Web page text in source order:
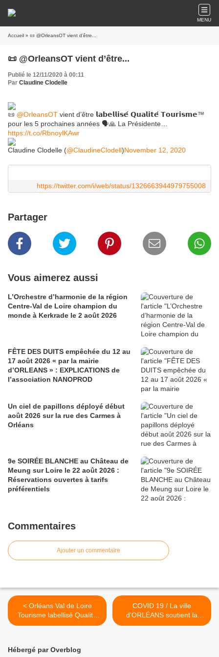
MENU
Accueil » 📜 @OrleansOT vient d’être...
📜 @OrleansOT vient d’être...
Publié le 12/11/2020 à 00:11
Par Claudine Clodelle
📜 @OrleansOT vient d’être 𝗹𝗮𝗯𝗲𝗹𝗹𝗶𝘀𝗲́ 𝗤𝘂𝗮𝗹𝗶𝘁𝗲́ 𝗧𝗼𝘂𝗿𝗶𝘀𝗺𝗲™
pour les 5 prochaines années 🗣🙏 La Présidente…
https://t.co/RbnoylKAwr
Claudine Clodelle (@ClaudineClodell)November 12, 2020
https://twitter.com/i/web/status/1326663944979755008
Partager
Vous aimerez aussi
L’Orchestre d’harmonie de la région
Centre-Val de Loire champion du
monde à Kerkrade le 2 août 2026
FÊTE DES DUITS empêchée du 12 au
17 août 2026 « par la mairie
d’ORLEANS » : EXPLICATIONS de
l’association NANOPROD
Un ciel de papillons déployé début
août 2026 sur la rue des Carmes à
Orléans
9e SOIRÉE BLANCHE au Château de
Meung sur Loire le 22 août 2026 :
Réservations ouvertes à tarifs
préférentiels
Commentaires
Ajouter un commentaire
< Orléans Val de Loire
Tourisme labellisé Qualité
Tourisme ™ pour les 5
COVID 19 / La ville
d'ORLÉANS soutient la
CULTURE: Nouvelles
Hébergé par Overblog